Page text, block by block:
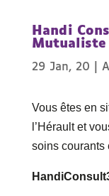
Handi
Mutualiste
29 Jan, 20
Vous êtes en
l’Hérault et
soins courants